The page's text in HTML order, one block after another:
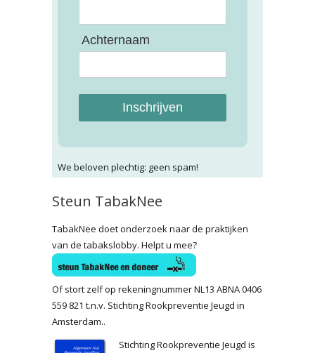
Achternaam
Inschrijven
We beloven plechtig: geen spam!
Steun TabakNee
TabakNee doet onderzoek naar de praktijken
van de tabakslobby. Helpt u mee?
Of stort zelf op rekeningnummer NL13 ABNA 0406
559 821 t.n.v. Stichting Rookpreventie Jeugd in
Amsterdam..
Stichting Rookpreventie Jeugd is